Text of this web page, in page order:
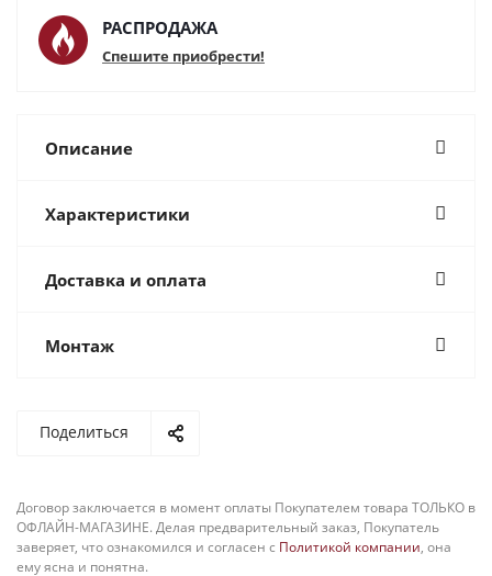
РАСПРОДАЖА
Спешите приобрести!
Описание
Характеристики
Доставка и оплата
Монтаж
Поделиться
Договор заключается в момент оплаты Покупателем товара ТОЛЬКО в
ОФЛАЙН-МАГАЗИНЕ. Делая предварительный заказ, Покупатель
заверяет, что ознакомился и согласен с Политикой компании, она
ему ясна и понятна.